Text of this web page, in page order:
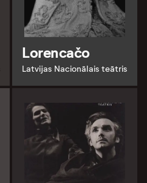
Lorencačo
Latvijas Nacionālais teātris